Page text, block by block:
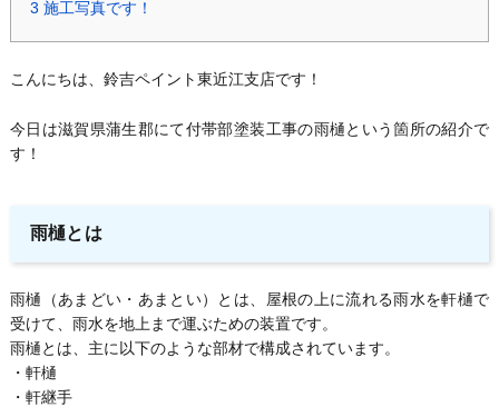
3 施工写真です！
こんにちは、鈴吉ペイント東近江支店です！
今日は滋賀県蒲生郡にて付帯部塗装工事の雨樋という箇所の紹介で
す！
雨樋とは
雨樋（あまどい・あまとい）とは、屋根の上に流れる雨水を軒樋で
受けて、雨水を地上まで運ぶための装置です。
雨樋とは、主に以下のような部材で構成されています。
・軒樋
・軒継手